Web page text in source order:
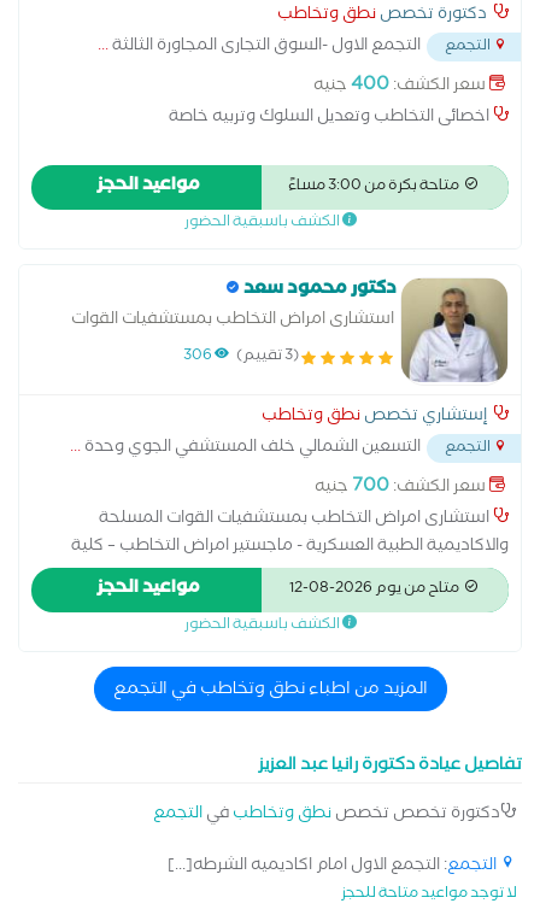
أفضل النتائج. ويهدف إلى تنمية مهارات التواصل واللغة، وتحسين
النطق،
دكتورة تخصصنطق وتخاطب
التجمع التجمع الاول -السوق التجارى المجاورة الثالثة...
سعر الكشف:400جنيه
اخصائى التخاطب وتعديل السلوك وتربيه خاصة
متاحة بكرة من 3:00 مساءً مواعيد الحجز
الكشف باسبقية الحضور
دكتور محمود سعد
استشارى امراض التخاطب بمستشفيات القوات
المسلحة
(3 تقييم) 306
إستشاري تخصصنطق وتخاطب
التجمع التسعين الشمالي خلف المستشفي الجوي وحدة...
سعر الكشف:700 جنيه
استشارى امراض التخاطب بمستشفيات القوات المسلحة
والاكاديمية الطبية العسكرية - ماجستير امراض التخاطب – كلية
الطب جامعة عين شمس - متخصص فى : علاج امراض الكلام واللغة
والصوت وصعوبة البلع – علاج اللدغات التلعثم وسرعة تدافع الكلام
– تأهيل حالات صعوبة التعلم وضعف التحصيل الدراسى – تأهيل حالات
وشلل الثنايا الصوتية – تشخيص وعلاج امراض الحنجرة بالمنظار
الحنجرى – تأهيل متلازمة داون – تأهيل حالات العى والحبسة
اللغوى العام – تأهيل الصوت بعد عمليات استئصال الحنجرة .
متاح من يوم 2026-08-12 مواعيد الحجز
الكشف باسبقية الحضور
المزيد من اطباء نطق وتخاطب في التجمع
تفاصيل عيادة دكتورة رانيا عبد العزيز
دكتورة تخصص تخصصنطق وتخاطبفيالتجمع
التجمع: التجمع الاول امام اكاديميه الشرطه[...]
لا توجد مواعيد متاحة للحجز